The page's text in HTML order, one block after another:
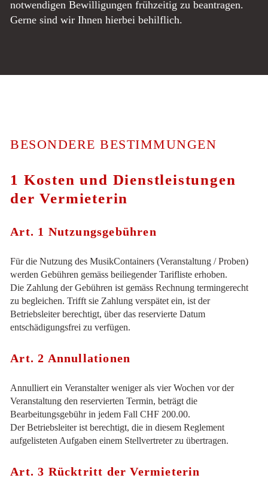
notwendigen Bewilligungen frühzeitig zu beantragen.
Gerne sind wir Ihnen hierbei behilflich.
BESONDERE BESTIMMUNGEN
1 Kosten und Dienstleistungen
der Vermieterin
Art. 1 Nutzungsgebühren
Für die Nutzung des MusikContainers (Veranstaltung / Proben)
werden Gebühren gemäss beiliegender Tarifliste erhoben.
Die Zahlung der Gebühren ist gemäss Rechnung termingerecht
zu begleichen. Trifft sie Zahlung verspätet ein, ist der
Betriebsleiter berechtigt, über das reservierte Datum
entschädigungsfrei zu verfügen.
Art. 2 Annullationen
Annulliert ein Veranstalter weniger als vier Wochen vor der
Veranstaltung den reservierten Termin, beträgt die
Bearbeitungsgebühr in jedem Fall CHF 200.00.
Der Betriebsleiter ist berechtigt, die in diesem Reglement
aufgelisteten Aufgaben einem Stellvertreter zu übertragen.
Art. 3 Rücktritt der Vermieterin